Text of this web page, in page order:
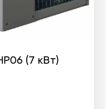
(7 кВт)